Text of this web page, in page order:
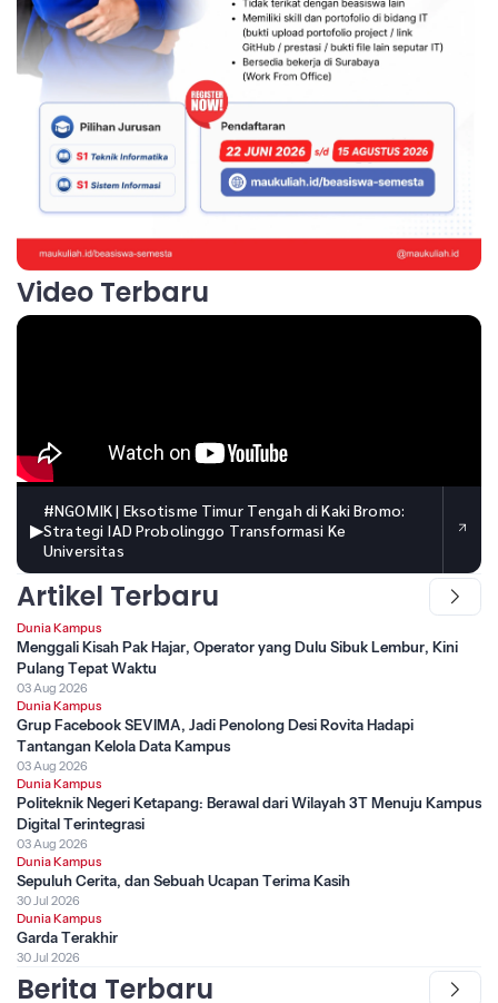
Video Terbaru
▶
#NGOMIK | Eksotisme Timur Tengah di Kaki Bromo:
Strategi IAD Probolinggo Transformasi Ke
Universitas
Artikel Terbaru
Dunia Kampus
Menggali Kisah Pak Hajar, Operator yang Dulu Sibuk Lembur, Kini
Pulang Tepat Waktu
03 Aug 2026
Dunia Kampus
Grup Facebook SEVIMA, Jadi Penolong Desi Rovita Hadapi
Tantangan Kelola Data Kampus
03 Aug 2026
Dunia Kampus
Politeknik Negeri Ketapang: Berawal dari Wilayah 3T Menuju Kampus
Digital Terintegrasi
03 Aug 2026
Dunia Kampus
Sepuluh Cerita, dan Sebuah Ucapan Terima Kasih
30 Jul 2026
Dunia Kampus
Garda Terakhir
30 Jul 2026
Berita Terbaru